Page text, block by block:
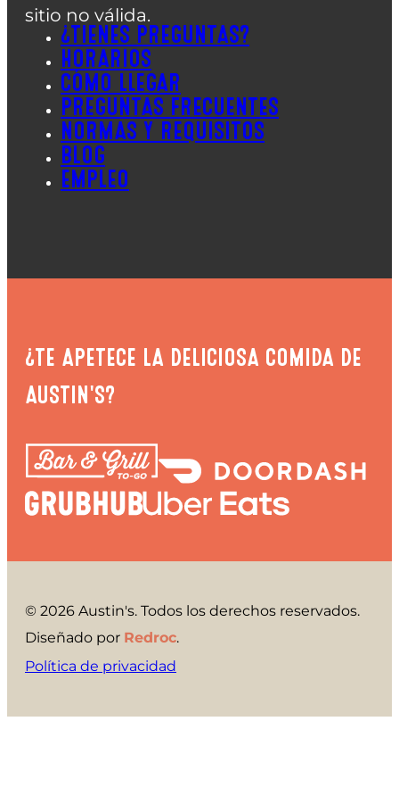
sitio no válida.
¿TIENES PREGUNTAS?
HORARIOS
CÓMO LLEGAR
PREGUNTAS FRECUENTES
NORMAS Y REQUISITOS
BLOG
EMPLEO
¿TE APETECE LA DELICIOSA COMIDA DE
AUSTIN'S?
© 2026 Austin's. Todos los derechos reservados.
Diseñado por Redroc.
Política de privacidad